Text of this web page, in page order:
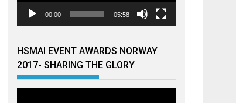
00:00 05:58
HSMAI EVENT AWARDS NORWAY
2017- SHARING THE GLORY